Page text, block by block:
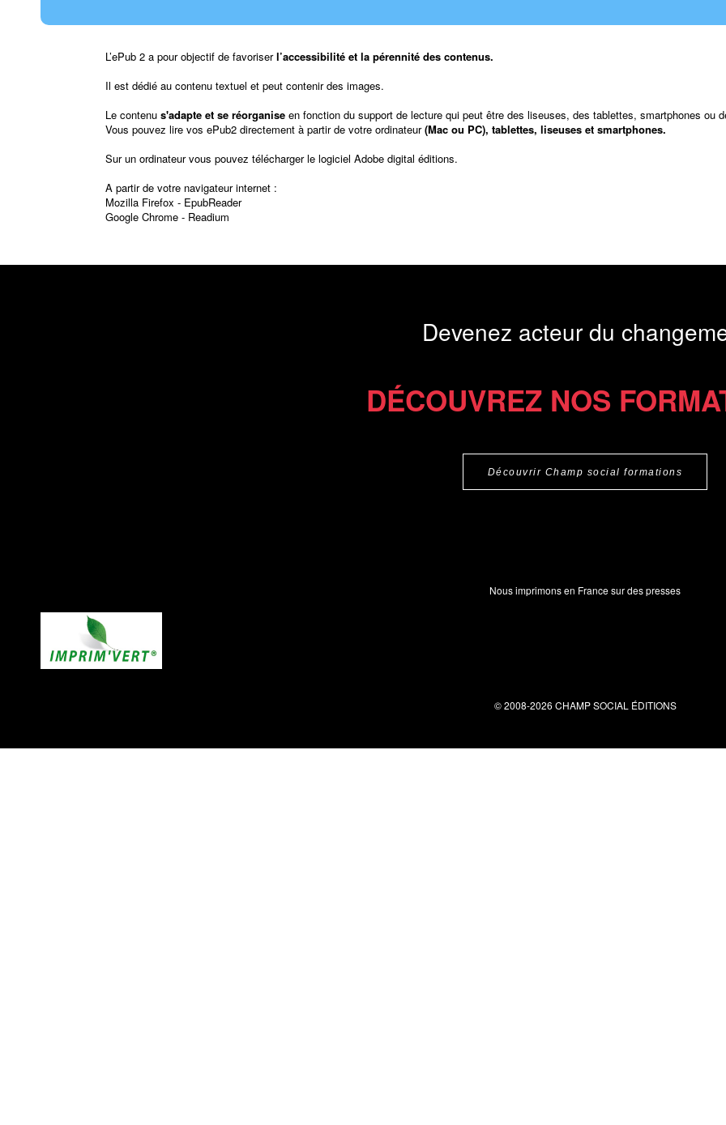
L’ePub 2 a pour objectif de favoriserl’accessibilité et la pérennité des contenus.
Il est dédié au contenu textuel et peut contenir des images.
Le contenu s'adapte et se réorganise en fonction du support de lecture qui peut être des liseuses, des tablettes, smartphones ou
Vous pouvez lire vos ePub2 directement à partir de votre ordinateur(Mac ou PC), tablettes, liseuses et smartphones.
Sur un ordinateur vous pouvez télécharger le logiciel Adobe digital éditions.
A partir de votre navigateur internet :
Mozilla Firefox - EpubReader
Google Chrome - Readium
Devenez acteur du
DÉCOUVREZ NOS
Découvrir Champ social formations
Nous imprimons en France sur des presses
© 2008-2026 CHAMP SOCIAL ÉDITIONS